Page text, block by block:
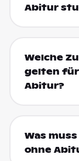
Abitur
Welche
gelten für
Abitur?
Was
ohne